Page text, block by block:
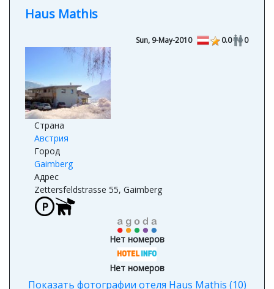
Haus Mathis
Sun, 9-May-2010 0.0 0
Страна
Австрия
Город
Gaimberg
Адрес
Zettersfeldstrasse 55, Gaimberg
Нет номеров
Нет номеров
Показать фотографии отеля Haus Mathis (10)